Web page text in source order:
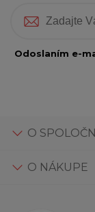
Odoslaním e-
O
O NÁKUPE